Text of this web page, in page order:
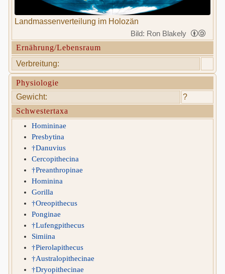
Landmassenverteilung im Holozän
Bild: Ron Blakely
Ernährung/Lebensraum
Verbreitung:
Physiologie
Gewicht:
?
Schwestertaxa
Homininae
Presbytina
†Danuvius
Cercopithecina
†Preanthropinae
Hominina
Gorilla
†Oreopithecus
Ponginae
†Lufengpithecus
Simiina
†Pierolapithecus
†Australopithecinae
†Dryopithecinae